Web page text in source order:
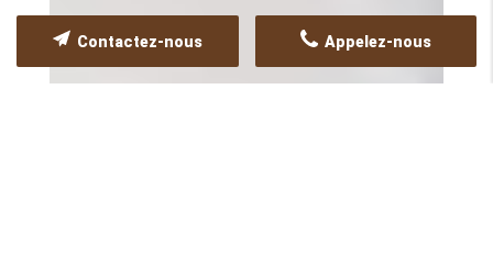
Appelez-nous
Contactez-nous